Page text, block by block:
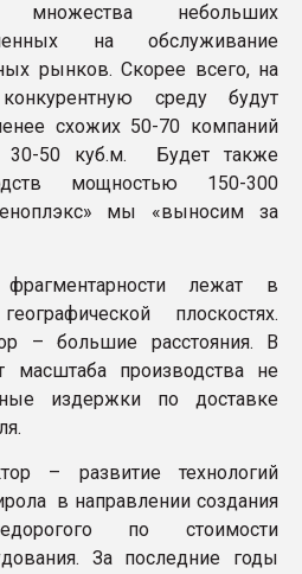
множества небольших
на обслуживание
рынков. Скорее всего, на
среду будут
схожих 50-70 компаний
30-50 куб.м. Будет также
мощностью 150-300
мы «выносим за
лежат в
плоскостях.
– большие расстояния. В
масштаба производства не
издержки по доставке
– развитие технологий
в направлении создания
по стоимости
За последние годы